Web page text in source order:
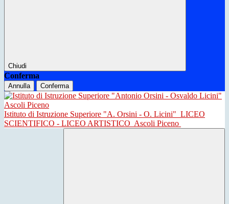
Chiudi
Conferma
Annulla Conferma
Istituto di Istruzione Superiore "A. Orsini - O. Licini" LICEO
SCIENTIFICO - LICEO ARTISTICO Ascoli Piceno